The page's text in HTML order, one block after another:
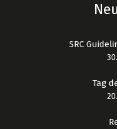
SRC
Tag